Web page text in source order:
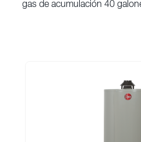
gas de acumulación 40